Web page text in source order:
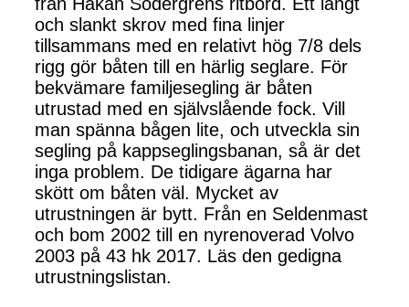
och slankt skrov med fina linjer
tillsammans med en relativt hög 7/8 dels
rigg gör båten till en härlig seglare. För
bekvämare familjesegling är båten
utrustad med en självslående fock. Vill
man spänna bågen lite, och utveckla sin
segling på kappseglingsbanan, så är det
inga problem. De tidigare ägarna har
skött om båten väl. Mycket av
utrustningen är bytt. Från en Seldenmast
och bom 2002 till en nyrenoverad Volvo
2003 på 43 hk 2017. Läs den gedigna
utrustningslistan.